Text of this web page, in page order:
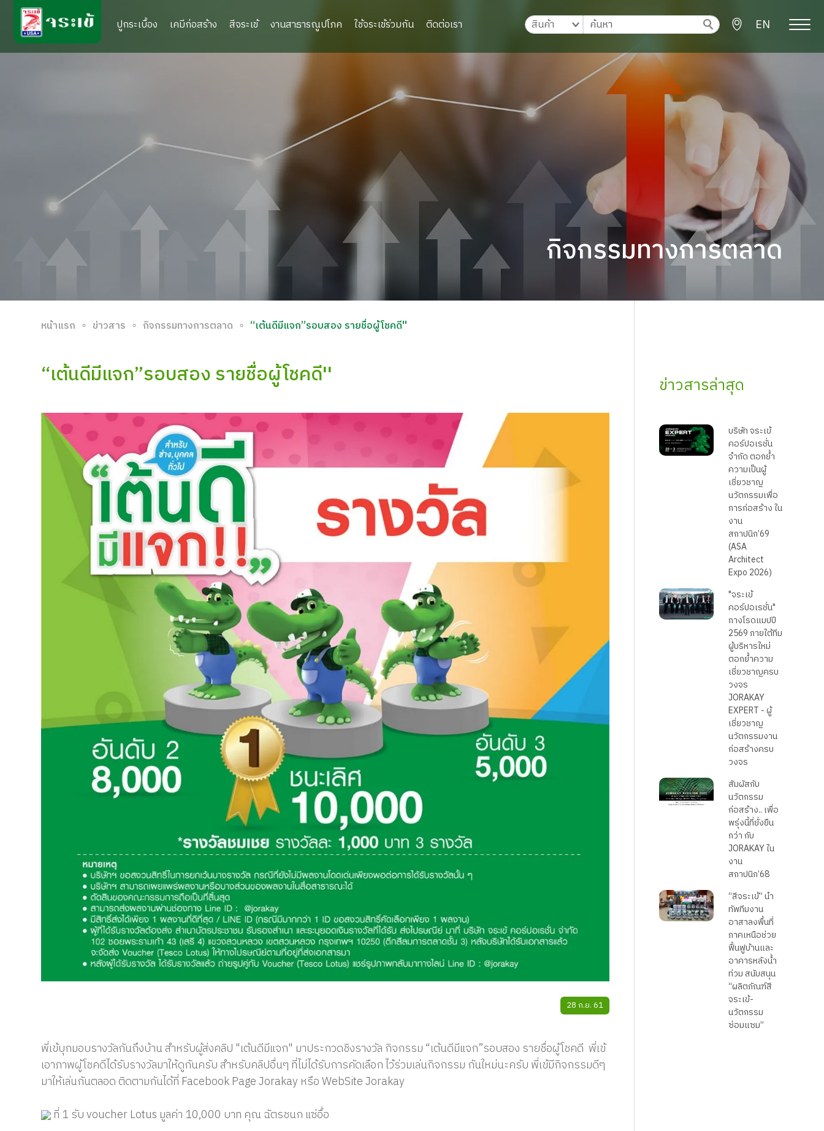
ปูกระเบื้อง เคมีก่อสร้าง สีจระเข้ งานสาธารณูปโภค ใช้จระเข้ร่วมกัน ติดต่อเรา EN
กิจกรรมทางการตลาด
หน้าแรก ∘ ข่าวสาร ∘ กิจกรรมทางการตลาด ∘ “เต้นดีมีแจก”รอบสอง รายชื่อผู้โชคดี''
“เต้นดีมีแจก”รอบสอง รายชื่อผู้โชคดี''
28 ก.ย. 61
พี่เข้บุกมอบรางวัลกันถึงบ้าน สำหรับผู้ส่งคลิป "เต้นดีมีแจก" มาประกวดชิงรางวัล กิจกรรม “เต้นดีมีแจก”รอบสอง รายชื่อผู้โชคดี พี่เข้
เอาภาพผู้โชคดีได้รับรางวัลมาให้ดูกันครับ สำหรับคลิปอื่นๆ ที่ไม่ได้รับการคัดเลือก ไว้ร่วมเล่นกิจกรรม กันใหม่นะครับ พี่เข้มีกิจกรรมดีๆ
มาให้เล่นกันตลอด ติดตามกันได้ที่ Facebook Page Jorakay หรือ WebSite Jorakay
ที่ 1 รับ voucher Lotus มูลค่า 10,000 บาท คุณ ฉัตรชนก แซ่อื้อ
ข่าวสารล่าสุด
บริษัท จระเข้
คอร์ปอเรชั่น
จำกัด ตอกย้ำ
ความเป็นผู้
เชี่ยวชาญ
นวัตกรรมเพื่อ
การก่อสร้าง ใน
งาน
สถาปนิก’69
(ASA
Architect
Expo 2026)
"จระเข้
คอร์ปอเรชั่น"
กางโรดแมปปี
2569 ภายใต้ทีม
ผู้บริหารใหม่
ตอกย้ำความ
เชี่ยวชาญครบ
วงจร
JORAKAY
EXPERT - ผู้
เชี่ยวชาญ
นวัตกรรมงาน
ก่อสร้างครบ
วงจร
สัมผัสกับ
นวัตกรรม
ก่อสร้าง.. เพื่อ
พรุ่งนี้ที่ยั่งยืน
กว่า กับ
JORAKAY ใน
งาน
สถาปนิก’68
“สีจระเข้” นำ
ทัพทีมงาน
อาสาลงพื้นที่
ภาคเหนือช่วย
ฟื้นฟูบ้านและ
อาคารหลังน้ำ
ท่วม สนับสนุน
“ผลิตภัณฑ์สี
จระเข้-
นวัตกรรม
ซ่อมแซม”